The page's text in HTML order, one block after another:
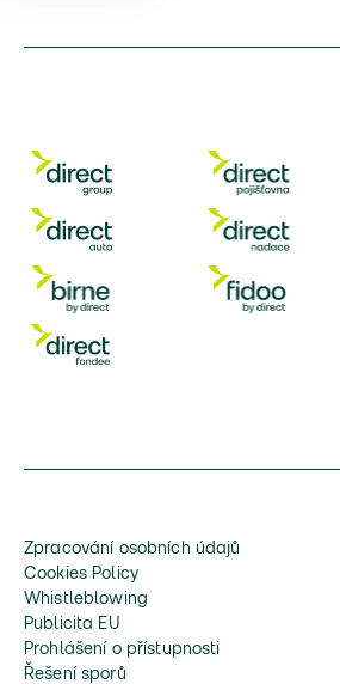
Zpracování osobních údajů
Cookies Policy
Whistleblowing
Publicita EU
Prohlášení o přístupnosti
Řešení sporů